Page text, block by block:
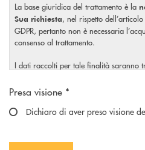
La base giuridica del trattamento è la
Sua richiesta, nel rispetto
GDPR, pertanto non è necessaria
consenso al trattamento.
I dati raccolti per tale finalità saranno
visionare l’informativa completa
Scegliere un'opzione
Presa visione *
Dichiaro di aver preso visione